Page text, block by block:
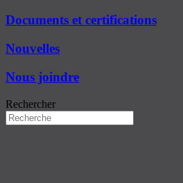
Documents et certifications
Nouvelles
Nous joindre
Rechercher